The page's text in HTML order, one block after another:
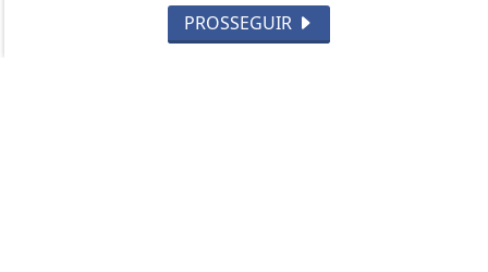
TIRO ESPORTIVO
FORÇAS ESPECIAIS
PROSSEGUIR